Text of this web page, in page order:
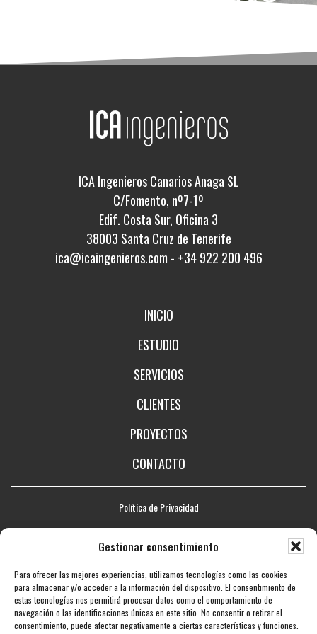
Gestionar consentimiento
Para ofrecer las mejores experiencias, utilizamos tecnologías como las cookies
para almacenar y/o acceder a la información del dispositivo. El consentimiento de
estas tecnologías nos permitirá procesar datos como el comportamiento de
navegación o las identificaciones únicas en este sitio. No consentir o retirar el
consentimiento, puede afectar negativamente a ciertas características y funciones.
ICA Ingenieros Canarios Anaga SL
C/Fomento, nº7-1º
Edif. Costa Sur, Oficina 3
38003 Santa Cruz de Tenerife
ica@icaingenieros.com - +34 922 200 496
INICIO
ESTUDIO
SERVICIOS
CLIENTES
PROYECTOS
CONTACTO
Política de Privacidad
Aviso legal
Mapa web
Accesibilidad